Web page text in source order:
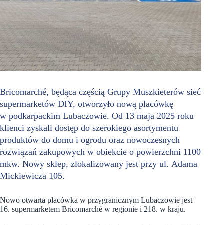
Bricomarché, będąca częścią Grupy Muszkieterów sieć
supermarketów DIY, otworzyło nową placówkę
w podkarpackim Lubaczowie. Od 13 maja 2025 roku
klienci zyskali dostęp do szerokiego asortymentu
produktów do domu i ogrodu oraz nowoczesnych
rozwiązań zakupowych w obiekcie o powierzchni 1100
mkw. Nowy sklep, zlokalizowany jest przy ul. Adama
Mickiewicza 105.
Nowo otwarta placówka w przygranicznym Lubaczowie jest
16. supermarketem Bricomarché w regionie i 218. w kraju.